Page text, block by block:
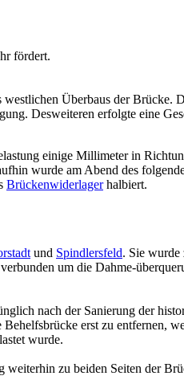
fördert.
Überbaus der Brücke.
Desweiteren erfolgte eine
einige Millimeter in
wurde am Abend des
Brückenwiderlagerhalbiert.
und Spindlersfeld. Sie wurde
um die Dahme-
nach der Sanierung der
erst zu entfernen,
wurde.
weiterhin zu beiden Seiten der